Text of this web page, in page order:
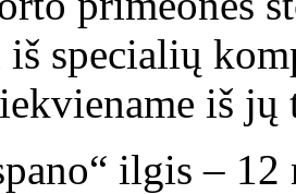
iš specialių
iš
ilgis –